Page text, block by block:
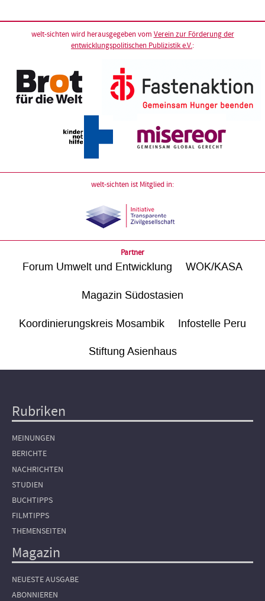
welt-sichten wird herausgegeben vom Verein zur Förderung der
entwicklungspolitischen Publizistik e.V.:
welt-sichten ist Mitglied in:
Partner
Forum Umwelt und Entwicklung WÖK/KASA
Magazin Südostasien
Koordinierungskreis Mosambik Infostelle Peru
Stiftung Asienhaus
Hauptnavigation
Rubriken
MEINUNGEN
BERICHTE
NACHRICHTEN
STUDIEN
BUCHTIPPS
FILMTIPPS
THEMENSEITEN
Magazin
NEUESTE AUSGABE
ABONNIEREN